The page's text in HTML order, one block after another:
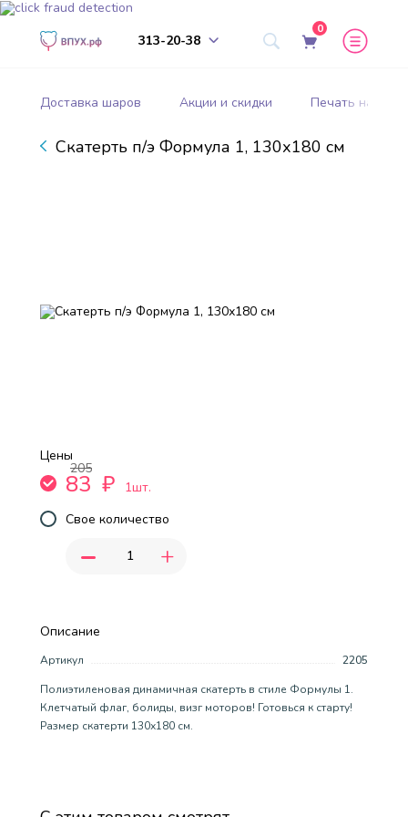
313-20-38
0
Доставка шаров Акции и скидки Печать на
Скатерть п/э Формула 1, 130х180 см
Описание
Артикул
2205
Полиэтиленовая динамичная скатерть в стиле Формулы 1.
Клетчатый флаг, болиды, визг моторов! Готовься к старту!
Размер скатерти 130х180 см.
Цены
205
83 ₽
1шт.
Свое количество
- +